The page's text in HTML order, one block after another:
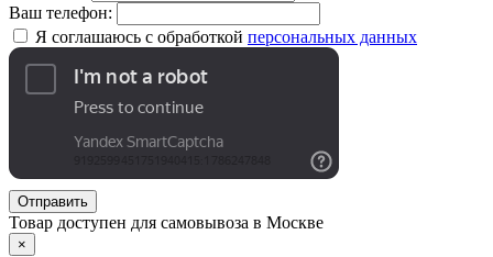
Ваш телефон:
Я соглашаюсь с обработкой персональных данных
Отправить
Товар доступен для самовывоза в Москве
×